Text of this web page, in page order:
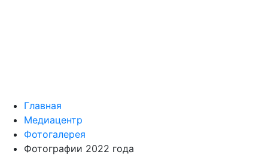
Главная
Медиацентр
Фотогалерея
Фотографии 2022 года